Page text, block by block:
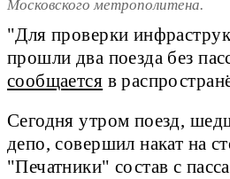
Московского метрополитена.
"Для проверки
прошли два поезда без
сообщается в
Сегодня утром поезд,
депо, совершил накат на
"Печатники" состав с